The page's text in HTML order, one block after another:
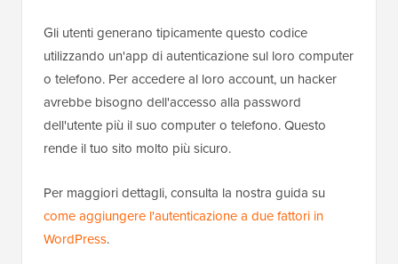
Gli utenti generano tipicamente questo codice
utilizzando un'app di autenticazione sul loro computer
o telefono. Per accedere al loro account, un hacker
avrebbe bisogno dell'accesso alla password
dell'utente più il suo computer o telefono. Questo
rende il tuo sito molto più sicuro.
Per maggiori dettagli, consulta la nostra guida su
come aggiungere l'autenticazione a due fattori in
WordPress.